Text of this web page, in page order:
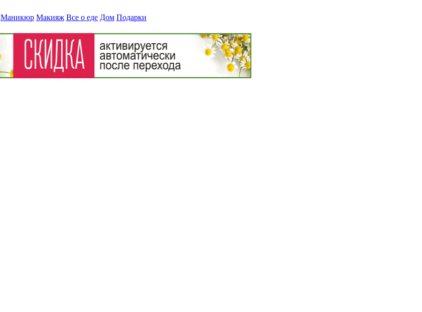
Маникюр Макияж Все о еде Дом Подарки